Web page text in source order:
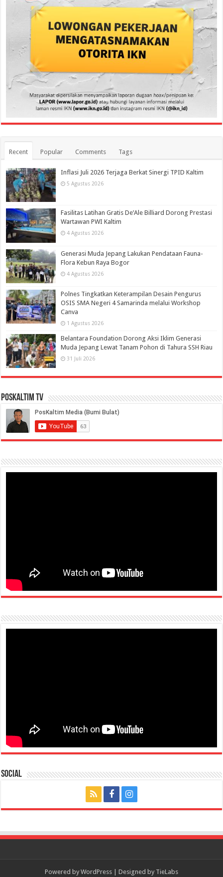
Recent Popular Comments Tags
Inflasi Juli 2026 Terjaga Berkat Sinergi TPID Kaltim
5 Agustus 2026
Fasilitas Latihan Gratis De’Ale Billiard Dorong Prestasi
Wartawan PWI Kaltim
4 Agustus 2026
Generasi Muda Jepang Lakukan Pendataan Fauna-
Flora Kebun Raya Bogor
4 Agustus 2026
Polnes Tingkatkan Keterampilan Desain Pengurus
OSIS SMA Negeri 4 Samarinda melalui Workshop
Canva
1 Agustus 2026
Belantara Foundation Dorong Aksi Iklim Generasi
Muda Jepang Lewat Tanam Pohon di Tahura SSH Riau
31 Juli 2026
PosKaltim TV
Social
Powered by WordPress | Designed by TieLabs